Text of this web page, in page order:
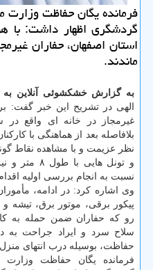
فرمانده یگان حفاظت
گردشگری اظهار داشت: با
استان اصفهان، حفاران
ماندند.
به گزارش خشکشوئی آنلاین به
الهی در تشریح این خبر گفت:
غیرمجاز در خانه ای واقع در
بلافاصله بعد از هماهنگی با
نظر عزیمت و با مشاهده نقاط
نسبت به انجام بررسی اولیه
وی اشاره کرد: در ادامه،
پیکور برقی، موتور برق، تیشه
رو که حفاران ضمن حمله به
سلاح سرد و ایراد جراحت به
حفاظت، بوسیله درب انتهای
فرمانده یگان حفاظت